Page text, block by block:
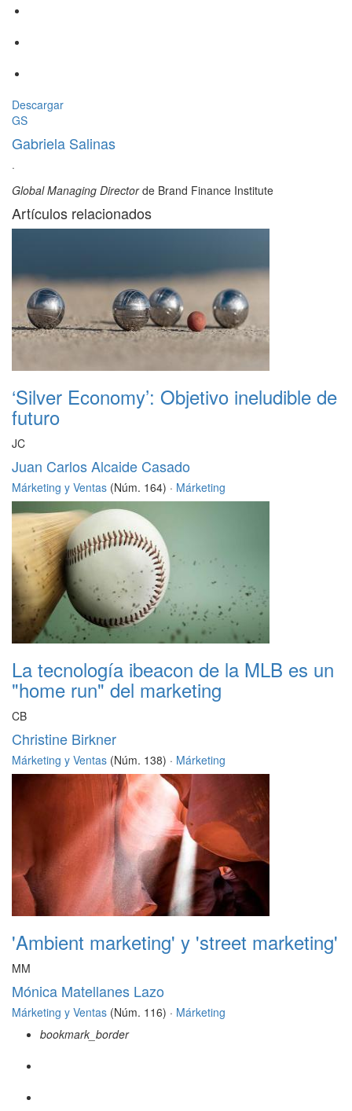
Descargar
GS
Gabriela Salinas
·
Global Managing Directorde Brand Finance Institute
Artículos relacionados
‘Silver Economy’: Objetivo ineludible de
futuro
JC
Juan Carlos Alcaide Casado
Márketing y Ventas (Núm. 164) · Márketing
La tecnología ibeacon de la MLB es un
"home run" del marketing
CB
Christine Birkner
Márketing y Ventas (Núm. 138) · Márketing
'Ambient marketing' y 'street marketing'
MM
Mónica Matellanes Lazo
Márketing y Ventas (Núm. 116) · Márketing
bookmark_border